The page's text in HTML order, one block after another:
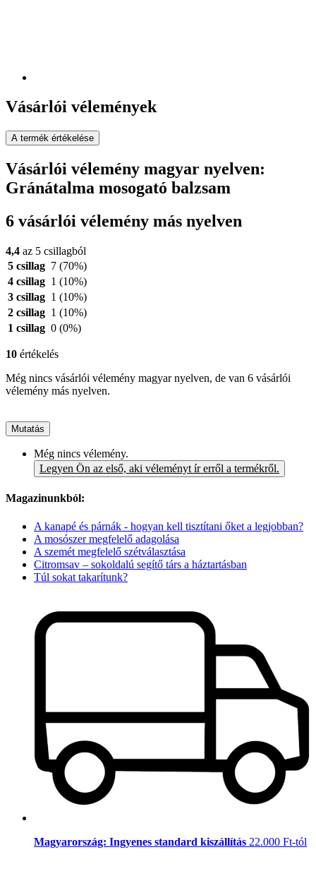
Vásárlói vélemények
A termék értékelése
Vásárlói vélemény magyar nyelven:
Gránátalma mosogató balzsam
6 vásárlói vélemény más nyelven
4,4 az 5 csillagból
5 csillag 7 (70%)
4 csillag 1 (10%)
3 csillag 1 (10%)
2 csillag 1 (10%)
1 csillag 0 (0%)
10 értékelés
Még nincs vásárlói vélemény magyar nyelven, de van 6 vásárlói
vélemény más nyelven.
Mutatás
Még nincs vélemény.
Legyen Ön az első, aki véleményt ír erről a termékről.
Magazinunkból:
A kanapé és párnák - hogyan kell tisztítani őket a legjobban?
A mosószer megfelelő adagolása
A szemét megfelelő szétválasztása
Citromsav – sokoldalú segítő társ a háztartásban
Túl sokat takarítunk?
Magyarország: Ingyenes standard kiszállítás 22.000 Ft-tól